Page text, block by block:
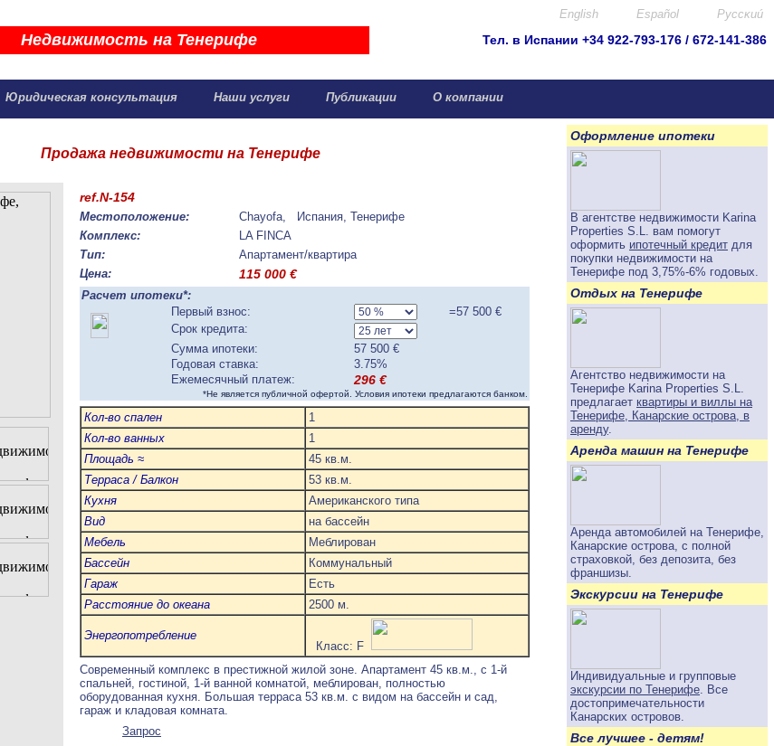
English Español Pyccκuú
Недвижимость на Тенерифе Тел. в Испании +34 922-793-176 / 672-141-386
Юридическая консультация Наши услуги Публикации О компании
Продажа недвижимости на Тенерифе
ref.N-154
Местоположение:
Chayofa, Испания, Тенерифе
Комплекс:
LA FINCA
Тип:
Апартамент/квартира
Цена:
115 000 €
Расчет ипотеки*:
Первый взнос:
=57 500 €
Срок кредита:
Сумма ипотеки:
57 500 €
Годовая ставка:
3.75%
Ежемесячный платеж:
296 €
*Не является публичной офертой. Условия ипотеки предлагаются банком.
Кол-во спален
1
Кол-во ванных
1
Площадь ≈
45 кв.м.
Терраса / Балкон
53 кв.м.
Кухня
Американского типа
Вид
на бассейн
Мебель
Меблирован
Бассейн
Коммунальный
Гараж
Есть
Расстояние до океана
2500 м.
Энергопотребление
Класс: F
Современный комплекс в престижной жилой зоне. Апартамент 45 кв.м., с 1-й
спальней, гостиной, 1-й ванной комнатой, меблирован, полностью
оборудованная кухня. Большая терраса 53 кв.м. с видом на бассейн и сад,
гараж и кладовая комната.
Запрос
Оформление ипотеки
В агентстве недвижимости Karina
Properties S.L. вам помогут
оформить ипотечный кредит для
покупки недвижимости на
Тенерифе под 3,75%-6% годовых.
Отдых на Тенерифе
Агентство недвижимости на
Тенерифе Karina Properties S.L.
предлагает квартиры и виллы на
Тенерифе, Канарские острова, в
аренду.
Аренда машин на Тенерифе
Аренда автомобилей на Тенерифе,
Канарские острова, с полной
страховкой, без депозита, без
франшизы.
Экскурсии на Тенерифе
Индивидуальные и групповые
экскурсии по Тенерифе. Все
достопримечательности
Канарских островов.
Все лучшее - детям!